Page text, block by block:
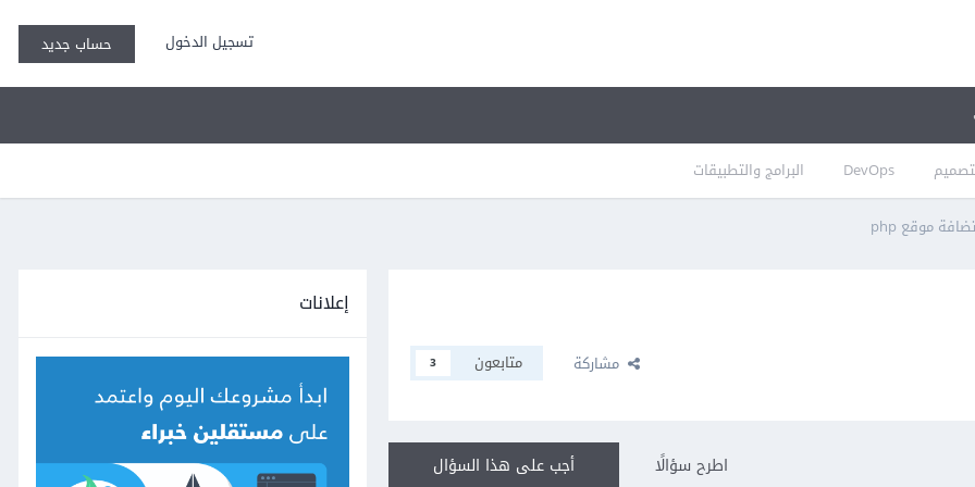
تسجيل الدخول حساب جديد
DevOps البرامج والتطبيقات
مشاركة متابعون 3
أجب على هذا السؤال اطرح سؤالًا
إعلانات